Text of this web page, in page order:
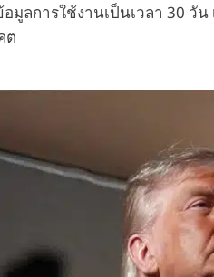
มูลการใช้งานเป็นเวลา 30 วั
ต